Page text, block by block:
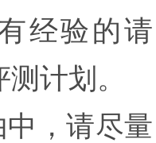
经验的请
计划。
，请尽量